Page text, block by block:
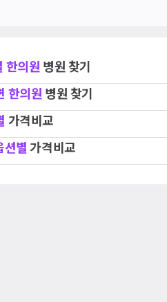
한의원 병원 찾기
한의원 병원 찾기
가격비교
션별가격비교